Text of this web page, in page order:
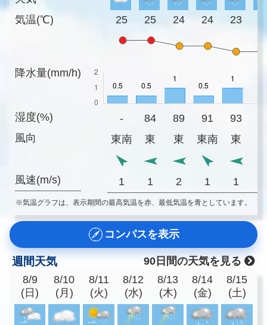
気温(℃)
降水量(mm/h)
湿度(%)
風向
風速(m/s)
25 25 24 24 23
- 84 89 91 93
東南
東 東 東南 東
1 1 2 1 1
※気温グラフは、表示期間の最高気温を赤、最低気温を青としています。
コンパスを表示
週間天気
90日間の天気を見る
8/9
(日)
8/10
(月)
8/11
(火)
8/12
(水)
8/13
(木)
8/14
(金)
8/15
(土)